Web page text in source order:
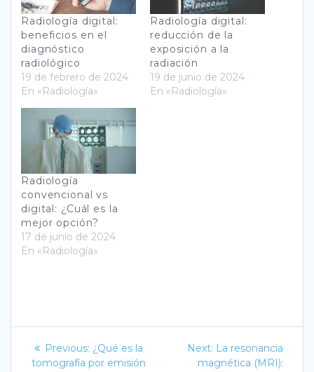
Radiología digital:
beneficios en el
diagnóstico
radiológico
19 de febrero de 2024
En «Radiología»
Radiología digital:
reducción de la
exposición a la
radiación
19 de junio de 2024
En «Radiología»
Radiología
convencional vs
digital: ¿Cuál es la
mejor opción?
17 de junio de 2024
En «Radiología»
Navegación
Previous: Previous
post:
¿Qué es la
tomografía por emisión
Next: Next
post:
La resonancia
magnética (MRI):